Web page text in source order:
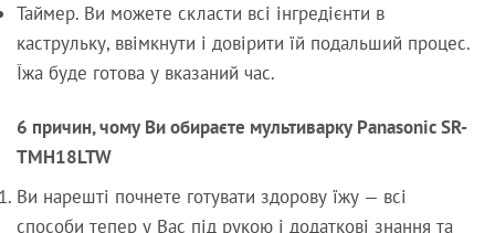
Таймер. Ви можете скласти всі інгредієнти в
каструльку, ввімкнути і довірити їй подальший процес.
Їжа буде готова у вказаний час.
6 причин, чому Ви обираєте мультиварку Panasonic SR-
TMH18LTW
Ви нарешті почнете готувати здорову їжу — всі
способи тепер у Вас під рукою і додаткові знання та